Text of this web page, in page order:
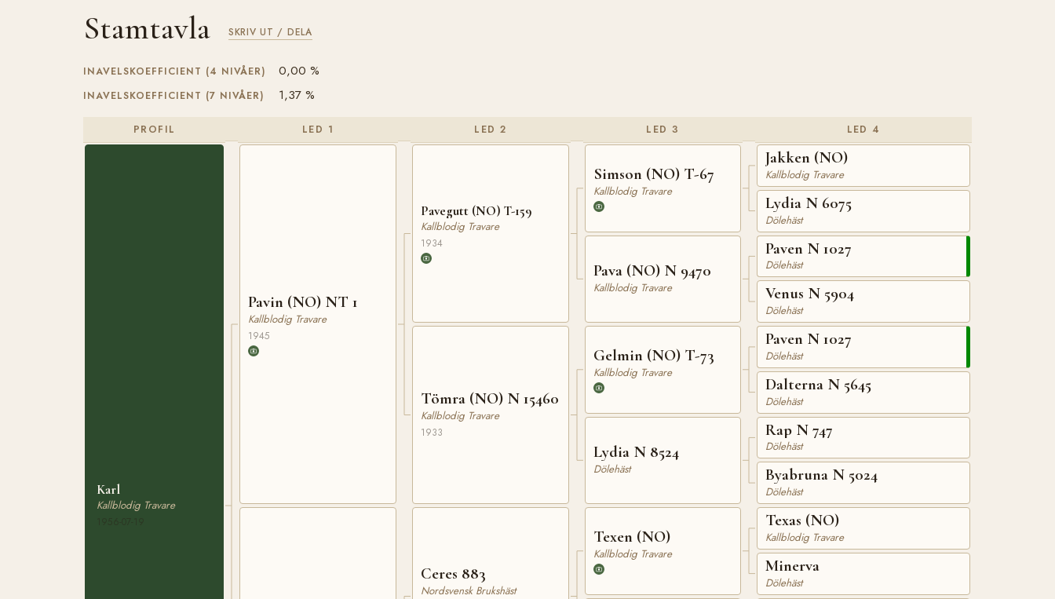
Stamtavla SKRIV UT / DELA
INAVELSKOEFFICIENT (4 NIVÅER) 0,00 %
INAVELSKOEFFICIENT (7 NIVÅER) 1,37 %
PROFIL
Karl
Kallblodig Travare
LED 1
Pavin (NO) NT 1
Kallblodig Travare
1945
LED 2
Pavegutt (NO) T-159
Kallblodig Travare
1934
Tömra (NO) N 15460
Kallblodig Travare
1933
Ceres 883
Nordsvensk Brukshäst
LED 3
Simson (NO) T-67
Kallblodig Travare
Pava (NO) N 9470
Kallblodig Travare
Gelmin (NO) T-73
Kallblodig Travare
Lydia N 8524
Dölehäst
Texen (NO)
Kallblodig Travare
LED 4
Jakken (NO)
Kallblodig Travare
Lydia N 6075
Dölehäst
Paven N 1027
Dölehäst
Venus N 5904
Dölehäst
Paven N 1027
Dölehäst
Dalterna N 5645
Dölehäst
Rap N 747
Dölehäst
Byabruna N 5024
Dölehäst
Texas (NO)
Kallblodig Travare
Minerva
Dölehäst